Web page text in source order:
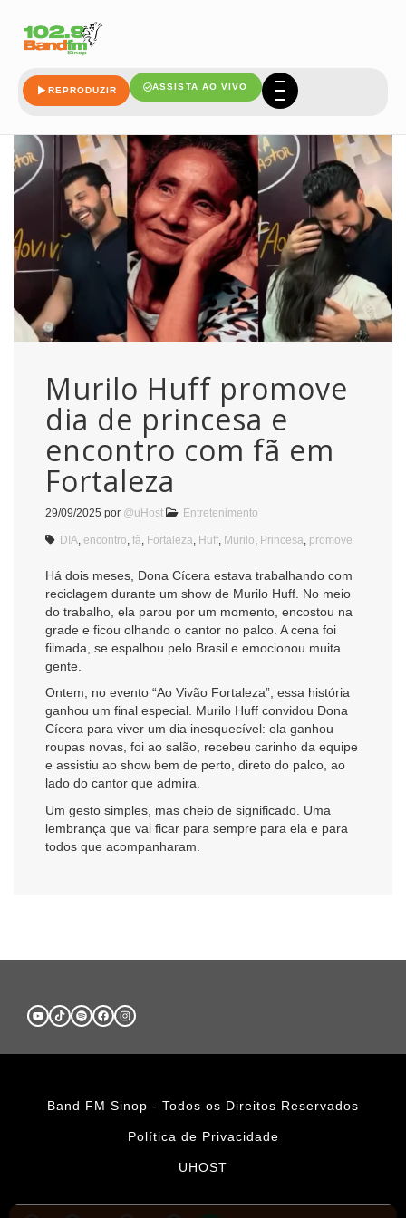
REPRODUZIR ASSISTA AO VIVO
encontro
Murilo Huff promove
dia de princesa e
encontro com fã em
Fortaleza
29/09/2025 por @uHost Entretenimento
DIA encontro fã Fortaleza Huff Murilo Princesa promove
Há dois meses, Dona Cícera estava trabalhando com
reciclagem durante um show de Murilo Huff. No meio
do trabalho, ela parou por um momento, encostou na
grade e ficou olhando o cantor no palco. A cena foi
filmada, se espalhou pelo Brasil e emocionou muita
gente.
Ontem, no evento “Ao Vivão Fortaleza”, essa história
ganhou um final especial. Murilo Huff convidou Dona
Cícera para viver um dia inesquecível: ela ganhou
roupas novas, foi ao salão, recebeu carinho da equipe
e assistiu ao show bem de perto, direto do palco, ao
lado do cantor que admira.
Um gesto simples, mas cheio de significado. Uma
lembrança que vai ficar para sempre para ela e para
todos que acompanharam.
Band FM Sinop - Todos os Direitos Reservados
Política de Privacidade
UHOST